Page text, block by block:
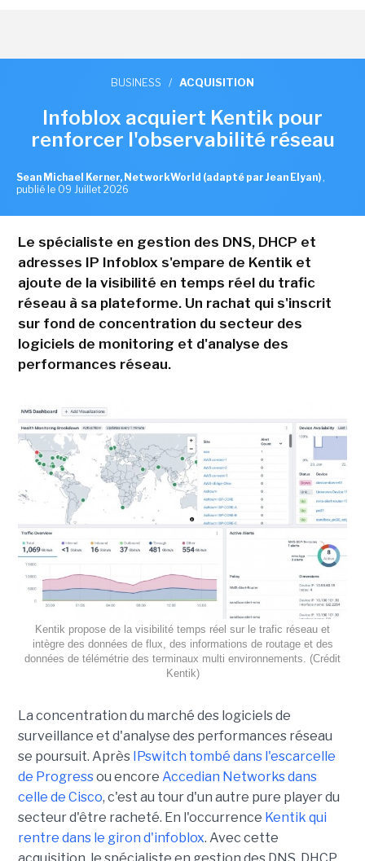
BUSINESS / ACQUISITION
Infoblox acquiert Kentik pour
renforcer l'observabilité réseau
Sean Michael Kerner, NetworkWorld (adapté par Jean Elyan) ,
publié le 09 Juillet 2026
Le spécialiste en gestion des DNS, DHCP et
adresses IP Infoblox s'empare de Kentik et
ajoute de la visibilité en temps réel du trafic
réseau à sa plateforme. Un rachat qui s'inscrit
sur fond de concentration du secteur des
logiciels de monitoring et d'analyse des
performances réseau.
Kentik propose de la visibilité temps réel sur le trafic réseau et
intègre des données de flux, des informations de routage et des
données de télémétrie des terminaux multi environnements. (Crédit
Kentik)
La concentration du marché des logiciels de
surveillance et d'analyse des performances réseau
se poursuit. Après IPswitch tombé dans l'escarcelle
de Progressou encore Accedian Networks dans
celle de Cisco, c'est au tour d'un autre pure player du
secteur d'être racheté. En l'occurrence Kentik qui
rentre dans le giron d'infoblox. Avec cette